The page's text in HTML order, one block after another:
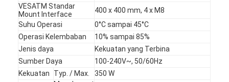
Layar LCD luar ruangan
Drive Luar Ruangan Melalui Papan Menu
panel lcd kecil
Panel LCD yang Dapat Dibaca Sinar Matahari
VESATM Standar
Mount Interface
400 x 400 mm, 4 x M8
Suhu Operasi
0°C sampai 45°C
Operasi Kelembaban
10% sampai 85%
Jenis daya
Kekuatan yang Terbina
Sumber Daya
100-240V~, 50/60Hz
Kekuatan
Typ. / Max. 350 W